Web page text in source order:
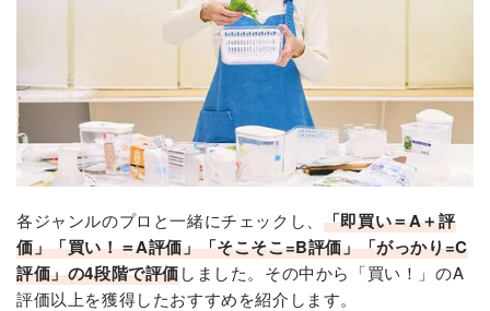
各ジャンルのプロと一緒にチェックし、 「即買い＝A＋評
価」「買い！＝A評価」「そこそこ=B評価」「がっかり=C
評価」の4段階で評価しました。その中から「買い！」のA
評価以上を獲得したおすすめを紹介します。